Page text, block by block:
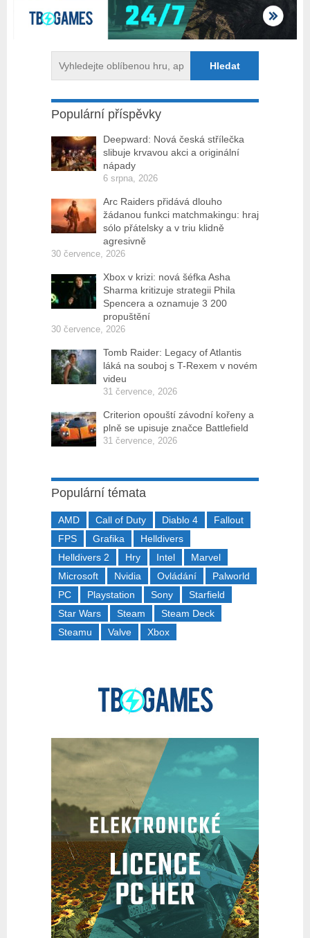
Populární příspěvky
Deepward: Nová česká střílečka
slibuje krvavou akci a originální
nápady
6 srpna, 2026
Arc Raiders přidává dlouho
žádanou funkci matchmakingu: hraj
sólo přátelsky a v triu klidně
agresivně
30 července, 2026
Xbox v krizi: nová šéfka Asha
Sharma kritizuje strategii Phila
Spencera a oznamuje 3 200
propuštění
30 července, 2026
Tomb Raider: Legacy of Atlantis
láká na souboj s T-Rexem v novém
videu
31 července, 2026
Criterion opouští závodní kořeny a
plně se upisuje značce Battlefield
31 července, 2026
Populární témata
AMD Call of Duty Diablo 4
Fallout
FPS
Grafika
Helldivers
Helldivers 2
Hry Intel
Marvel
Microsoft
Nvidia Ovládání
Palworld
PC
Playstation Sony
Starfield
Star Wars
Steam
Steam Deck
Steamu
Valve Xbox